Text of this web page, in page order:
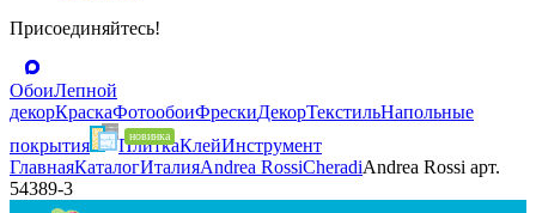
Присоединяйтесь!
ОбоиЛепной
декорКраскаФотообоиФрескиДекорТекстильНапольные
покрытия
ПлиткаКлейИнструмент
ГлавнаяКаталогИталияAndrea RossiCheradiAndrea Rossi арт.
54389-3